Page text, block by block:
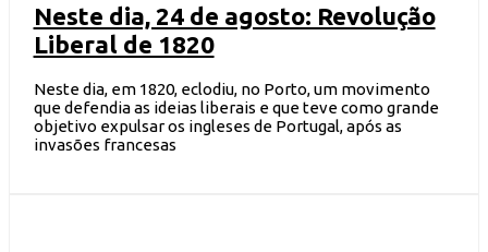
Neste dia, 24 de agosto: Revolução
Liberal de 1820
Neste dia, em 1820, eclodiu, no Porto, um movimento
que defendia as ideias liberais e que teve como grande
objetivo expulsar os ingleses de Portugal, após as
invasões francesas